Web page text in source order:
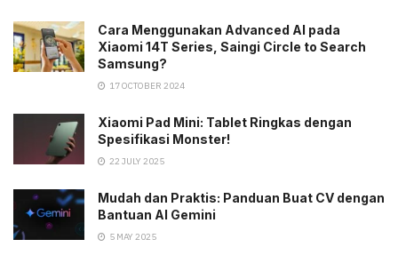
Cara Menggunakan Advanced AI pada
Xiaomi 14T Series, Saingi Circle to Search
Samsung?
17 OCTOBER 2024
Xiaomi Pad Mini: Tablet Ringkas dengan
Spesifikasi Monster!
22 JULY 2025
Mudah dan Praktis: Panduan Buat CV dengan
Bantuan AI Gemini
5 MAY 2025